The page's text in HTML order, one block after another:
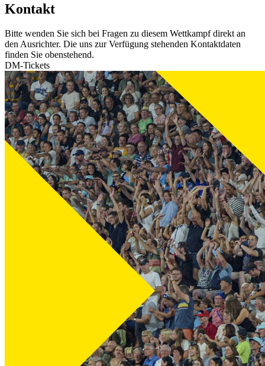
Kontakt
Bitte wenden Sie sich bei Fragen zu diesem Wettkampf direkt an
den Ausrichter. Die uns zur Verfügung stehenden Kontaktdaten
finden Sie obenstehend.
DM-Tickets